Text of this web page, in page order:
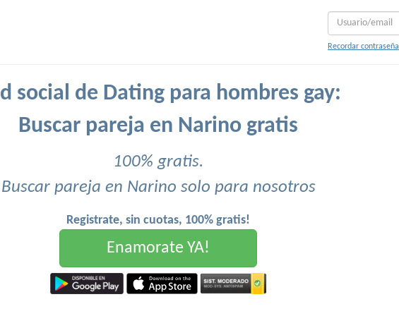
Recordar contraseña
social de Dating para hombres gay:
Buscar pareja en Narino gratis
100% gratis.
Buscar pareja en Narino solo para nosotros
Registrate, sin cuotas, 100% gratis!
Enamorate YA!